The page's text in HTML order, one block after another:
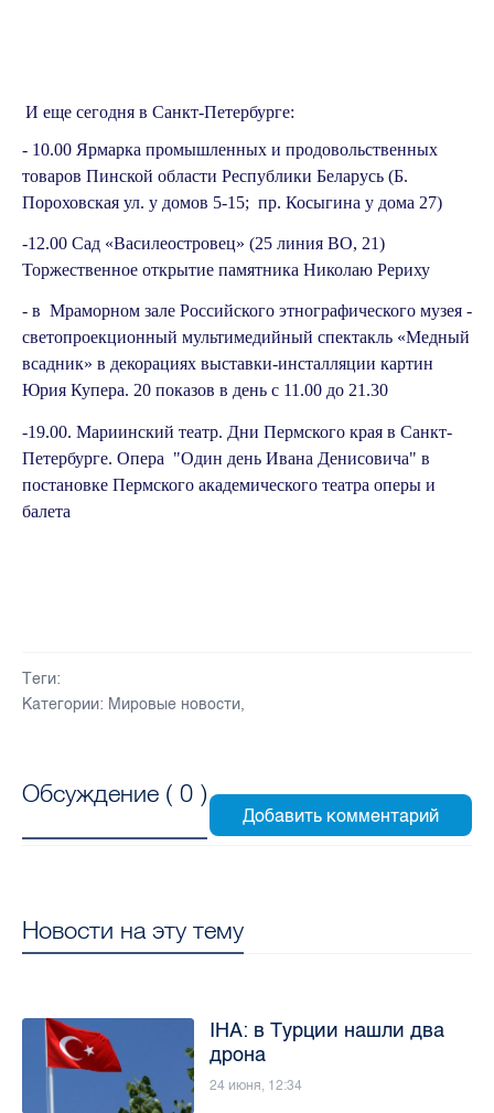
И еще сегодня в Санкт-Петербурге:
- 10.00 Ярмарка промышленных и продовольственных
товаров Пинской области Республики Беларусь (Б.
Пороховская ул. у домов 5-15; пр. Косыгина у дома 27)
-12.00 Сад «Василеостровец» (25 линия ВО, 21)
Торжественное открытие памятника Николаю Рериху
- в Мраморном зале Российского этнографического музея -
cветопроекционный мультимедийный спектакль «Медный
всадник» в декорациях выставки-инсталляции картин
Юрия Купера. 20 показов в день с 11.00 до 21.30
-19.00. Мариинский театр. Дни Пермского края в Санкт-
Петербурге. Опера "Один день Ивана Денисовича" в
постановке Пермского академического театра оперы и
балета
Теги:
Категории: Мировые новости,
Обсуждение ( 0 )
Новости на эту тему
IHA: в Турции нашли два
дрона
24 июня, 12:34